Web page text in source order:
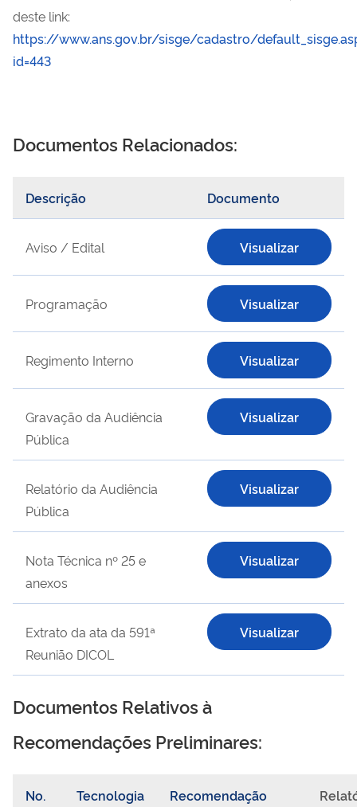
deste link:
https://www.ans.gov.br/sisge/cadastro/
id=443
Documentos Relacionados:
Descrição Documento
Aviso / Edital Visualizar
Programação Visualizar
Regimento Interno Visualizar
Gravação da Audiência
Pública
Visualizar
Relatório da Audiência
Pública
Visualizar
Nota Técnica nº 25 e
anexos
Visualizar
Extrato da ata da 591ª
Reunião DICOL
Visualizar
Documentos Relativos à
Recomendações Preliminares:
No.
Tecnologia
Recomendação